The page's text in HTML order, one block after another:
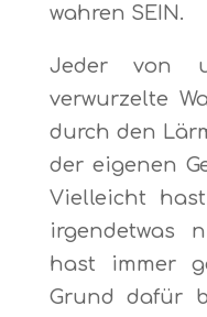
wahren SEIN.
Jeder von
verwurzelte
durch den
der eigenen
Vielleicht
irgendetwas
hast immer
Grund dafür